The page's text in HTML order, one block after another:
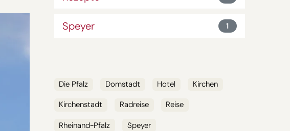
Speyer 1
SCHLAGWÖRTER
Die Pfalz Domstadt Hotel Kirchen
Kirchenstadt Radreise Reise
Rheinand-Pfalz Speyer